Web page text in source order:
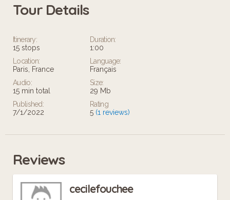
Tour Details
Itinerary:
15 stops
Duration:
1:00
Location:
Paris, France
Language:
Français
Audio:
15 min total
Size:
29 Mb
Published:
7/1/2022
Rating
5 (1 reviews)
Reviews
cecilefouchee